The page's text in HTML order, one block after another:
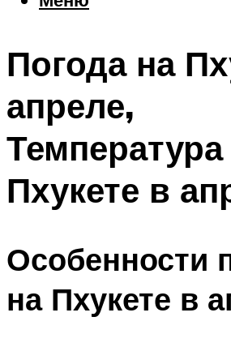
Шоппинг
Что посетить
Меню
Погода на
апреле,
Пхукете в
Особенности
на Пхукете в